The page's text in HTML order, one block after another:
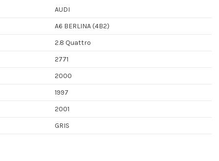
AUDI
A6 BERLINA (4B2)
2.8 Quattro
2771
2000
1997
2001
GRIS